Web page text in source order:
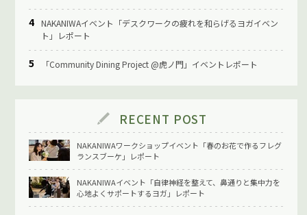
NAKANIWAイベント「デスクワークの疲れを和らげるヨガイベン
ト」レポート
「Community Dining Project @虎ノ門」イベントレポート
RECENT POST
NAKANIWAワークショップイベント「春のお花で作るフレグ
ランスブーケ」レポート
NAKANIWAイベント「自律神経を整えて、鼻通りと集中力を
心地よくサポートするヨガ」レポート